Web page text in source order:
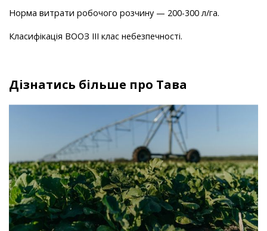
Норма витрати робочого розчину — 200-300 л/га.
Класифікація ВООЗ ІІІ клас небезпечності.
Дізнатись більше про Тава